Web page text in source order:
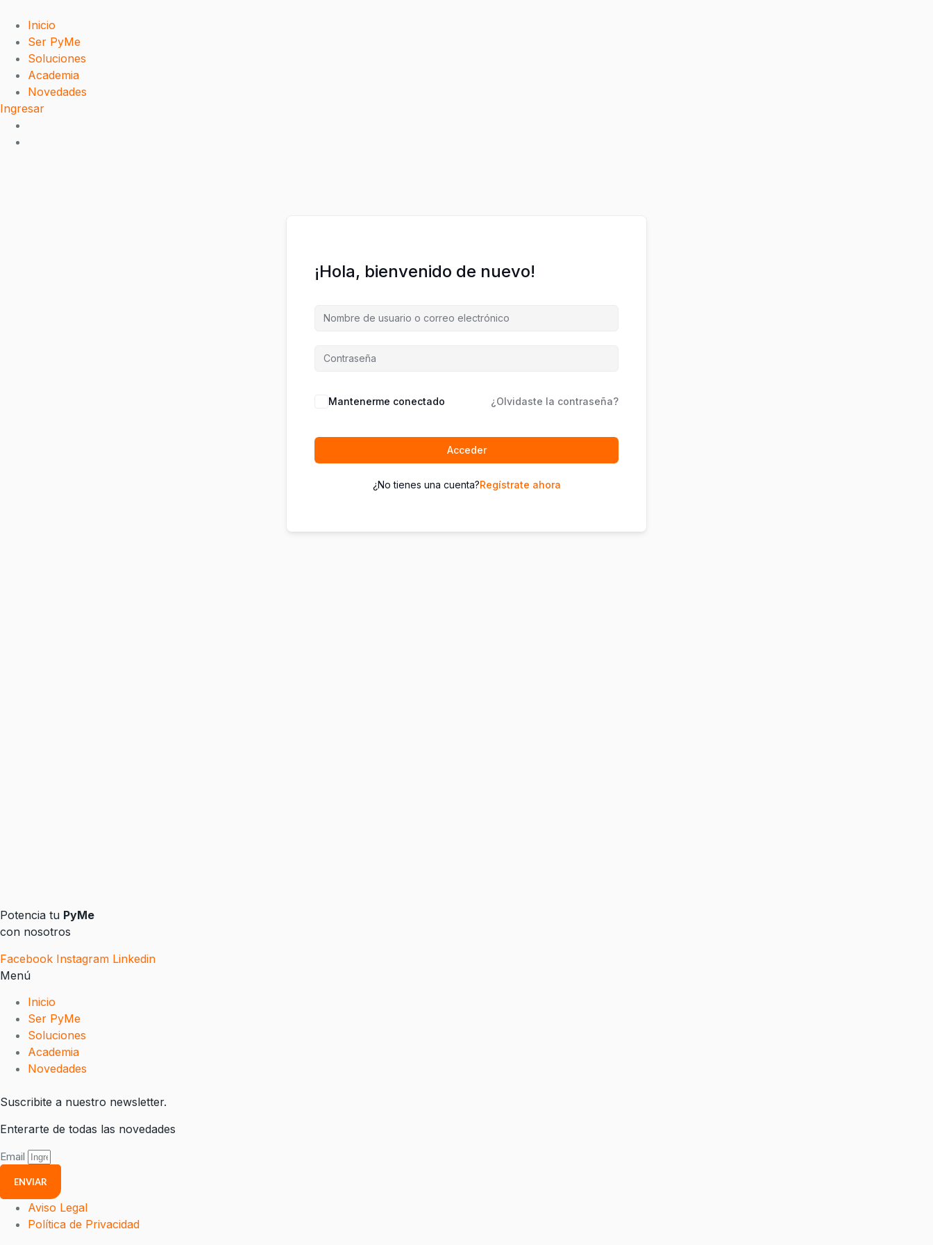
contenido
contenido
Inicio
Ser PyMe
Soluciones
Academia
Novedades
Ingresar
¡Hola, bienvenido de nuevo!
Mantenerme conectado ¿Olvidaste la contraseña?
Acceder
¿No tienes una cuenta?Regístrate ahora
Potencia tu PyMe
con nosotros
Facebook Instagram Linkedin
Menú
Inicio
Ser PyMe
Soluciones
Academia
Novedades
Suscribite a nuestro newsletter.
Enterarte de todas las novedades
Email
ENVIAR
Aviso Legal
Política de Privacidad